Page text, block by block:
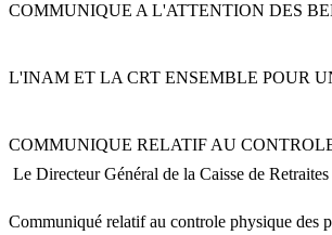
COMMUNIQUE A L'ATTENTION DES
L'INAM ET LA CRT ENSEMBLE POUR
COMMUNIQUE RELATIF AU
Le Directeur Général de la Caisse de
Communiqué relatif au controle physique des